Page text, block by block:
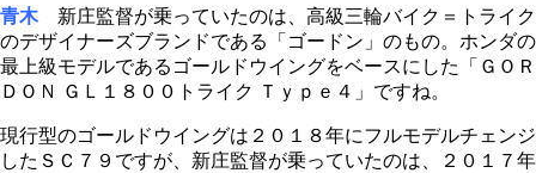
青木新庄監督が乗っていたのは、高級三輪バイク＝トライク
のデザイナーズブランドである「ゴードン」のもの。ホンダの
最上級モデルであるゴールドウイングをベースにした「ＧＯＲ
ＤＯＮ ＧＬ１８００トライク Ｔｙｐｅ４」ですね。
現行型のゴールドウイングは２０１８年にフルモデルチェンジ
したＳＣ７９ですが、新庄監督が乗っていたのは、２０１７年